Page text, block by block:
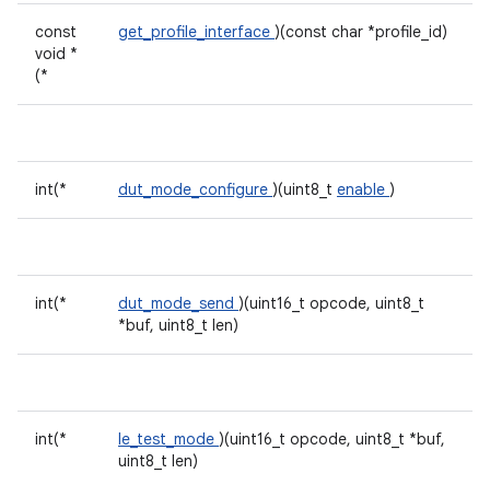
const
void *
(*
get_profile_interface )(const char *profile_id)
int(* dut_mode_configure )(uint8_t enable )
int(* dut_mode_send )(uint16_t opcode, uint8_t
*buf, uint8_t len)
int(* le_test_mode )(uint16_t opcode, uint8_t *buf,
uint8_t len)